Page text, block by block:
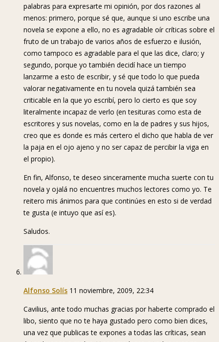
palabras para expresarte mi opinión, por dos razones al
menos: primero, porque sé que, aunque si uno escribe una
novela se expone a ello, no es agradable oír críticas sobre el
fruto de un trabajo de varios años de esfuerzo e ilusión,
como tampoco es agradable para el que las dice, claro; y
segundo, porque yo también decidí hace un tiempo
lanzarme a esto de escribir, y sé que todo lo que pueda
valorar negativamente en tu novela quizá también sea
criticable en la que yo escribí, pero lo cierto es que soy
literalmente incapaz de verlo (en tesituras como esta de
escritores y sus novelas, como en la de padres y sus hijos,
creo que es donde es más certero el dicho que habla de ver
la paja en el ojo ajeno y no ser capaz de percibir la viga en
el propio).
En fin, Alfonso, te deseo sinceramente mucha suerte con tu
novela y ojalá no encuentres muchos lectores como yo. Te
reitero mis ánimos para que continúes en esto si de verdad
te gusta (e intuyo que así es).
Saludos.
Alfonso Solís 11 noviembre, 2009, 22:34
Cavilius, ante todo muchas gracias por haberte comprado el
libo, siento que no te haya gustado pero como bien dices,
una vez que publicas te expones a todas las críticas, sean